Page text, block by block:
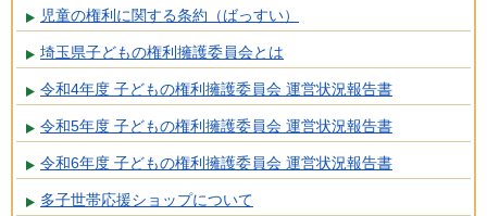
児童の権利に関する条約（ばっすい）
埼玉県子どもの権利擁護委員会とは
令和4年度 子どもの権利擁護委員会 運営状況報告書
令和5年度 子どもの権利擁護委員会 運営状況報告書
令和6年度 子どもの権利擁護委員会 運営状況報告書
多子世帯応援ショップについて